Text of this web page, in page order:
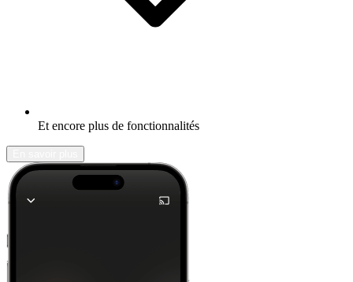
Et encore plus de fonctionnalités